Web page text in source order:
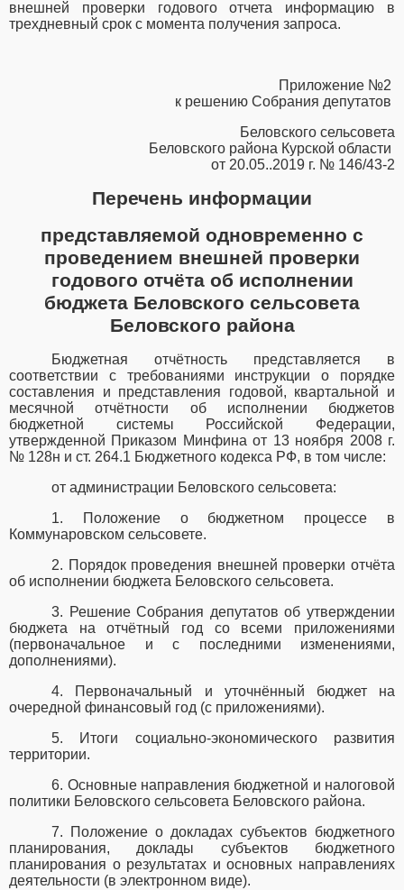
внешней проверки годового отчета информацию в
трехдневный срок с момента получения запроса.
Приложение №2
к решению Собрания депутатов
Беловского сельсовета
Беловского района Курской области
от 20.05..2019 г. № 146/43-2
Перечень информации
представляемой одновременно с
проведением внешней проверки
годового отчёта об исполнении
бюджета Беловского сельсовета
Беловского района
Бюджетная отчётность представляется в
соответствии с требованиями инструкции о порядке
составления и представления годовой, квартальной и
месячной отчётности об исполнении бюджетов
бюджетной системы Российской Федерации,
утвержденной Приказом Минфина от 13 ноября 2008 г.
№ 128н и ст. 264.1 Бюджетного кодекса РФ, в том числе:
от администрации Беловского сельсовета:
1. Положение о бюджетном процессе в
Коммунаровском сельсовете.
2. Порядок проведения внешней проверки отчёта
об исполнении бюджета Беловского сельсовета.
3. Решение Собрания депутатов об утверждении
бюджета на отчётный год со всеми приложениями
(первоначальное и с последними изменениями,
дополнениями).
4. Первоначальный и уточнённый бюджет на
очередной финансовый год (с приложениями).
5. Итоги социально-экономического развития
территории.
6. Основные направления бюджетной и налоговой
политики Беловского сельсовета Беловского района.
7. Положение о докладах субъектов бюджетного
планирования, доклады субъектов бюджетного
планирования о результатах и основных направлениях
деятельности (в электронном виде).